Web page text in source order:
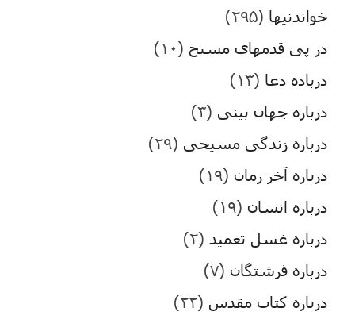
خواندنیها (۲۹۵)
در پی قدمهای مسیح (۱۰)
درباده دعا (۱۳)
درباره جهان بینی (۳)
درباره زندگی مسیحی (۲۹)
درباره آخر زمان (۱۹)
درباره انسان (۱۹)
درباره غسل تعمید (۲)
درباره فرشتگان (۷)
درباره کتاب مقدس (۲۲)